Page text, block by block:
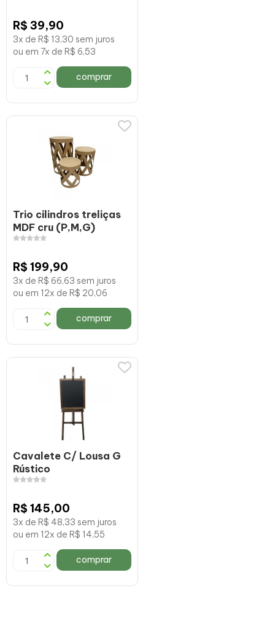
R$ 39,90
3x de R$ 13,30 sem juros
ou em 7x de R$ 6,53
comprar
Trio cilindros treliças
MDF cru (P,M,G)
R$ 199,90
3x de R$ 66,63 sem juros
ou em 12x de R$ 20,06
comprar
Cavalete C/ Lousa G
Rústico
R$ 145,00
3x de R$ 48,33 sem juros
ou em 12x de R$ 14,55
comprar